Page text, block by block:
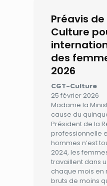
Préavis
Culture
des
2026
CGT-Culture
25 février 2026
Madame la
cause du
Président de la
professionnelle
hommes n’est
2024, les
travaillent dans
chaque mois en
bruts de moins